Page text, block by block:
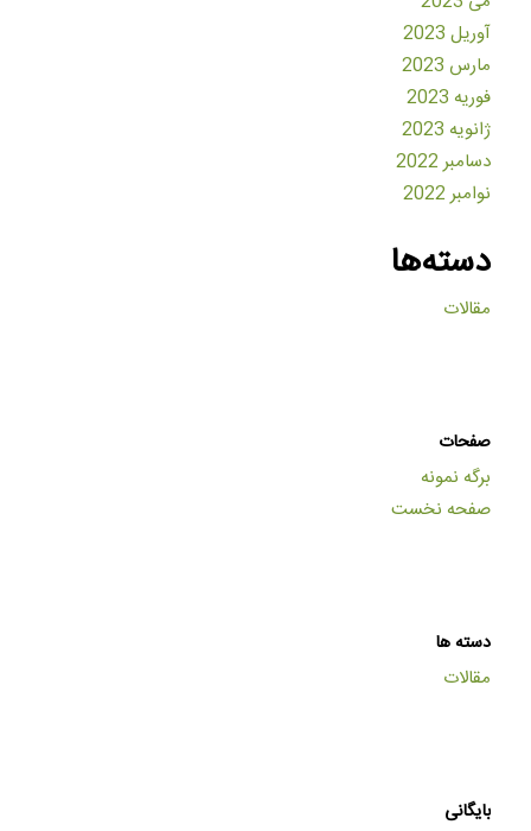
آوریل 2023
مارس 2023
فوریه 2023
ژانویه 2023
دسامبر 2022
نوامبر 2022
دسته‌ها
مقالات
صفحات
برگه نمونه
صفحه نخست
دسته ها
مقالات
بایگانی